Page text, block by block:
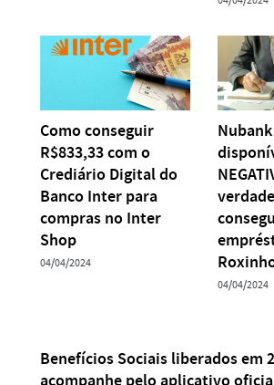
Como conseguir
R$833,33 com o
Crediário Digital do
Banco Inter para
compras no Inter
Shop
04/04/2024
04/04/2024
Benefícios Sociais liberados em
acompanhe pelo aplicativo